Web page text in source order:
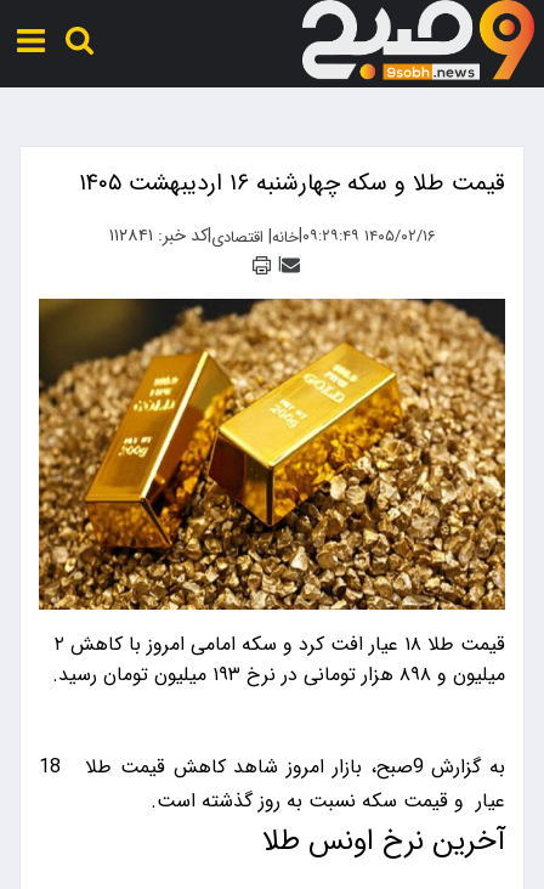
قیمت طلا و سکه چهارشنبه ۱۶ اردیبهشت ۱۴۰۵
۱۴۰۵/۰۲/۱۶ ۰۹:۲۹:۴۹ |خانه| اقتصادی|کد خبر: ۱۱۲۸۴۱
|
قیمت طلا ۱۸ عیار افت کرد و سکه امامی امروز با کاهش ۲
میلیون و ۸۹۸ هزار تومانی در نرخ ۱۹۳ میلیون تومان رسید.
به گزارش 9صبح، بازار امروز شاهد کاهش قیمت طلا 18
عیار و قیمت سکه نسبت به روز گذشته است.
آخرین نرخ اونس طلا